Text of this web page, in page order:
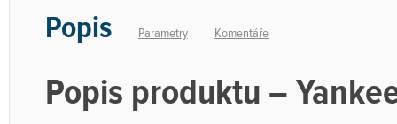
Popis Parametry Komentáře
Popis produktu –